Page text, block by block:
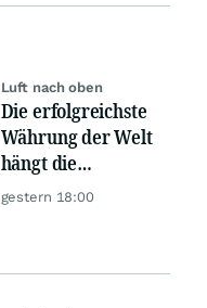
Luft nach oben
Die erfolgreichste
Währung der Welt
hängt die
Konkurrenz ab
gestern 18:00